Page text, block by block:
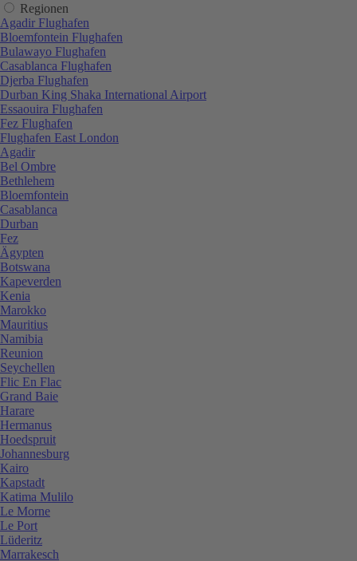
Regionen
Agadir Flughafen
Bloemfontein Flughafen
Bulawayo Flughafen
Casablanca Flughafen
Djerba Flughafen
Durban King Shaka International Airport
Essaouira Flughafen
Fez Flughafen
Flughafen East London
Agadir
Bel Ombre
Bethlehem
Bloemfontein
Casablanca
Durban
Fez
Ägypten
Botswana
Kapeverden
Kenia
Marokko
Mauritius
Namibia
Reunion
Seychellen
Flic En Flac
Grand Baie
Harare
Hermanus
Hoedspruit
Johannesburg
Kairo
Kapstadt
Katima Mulilo
Le Morne
Le Port
Lüderitz
Marrakesch